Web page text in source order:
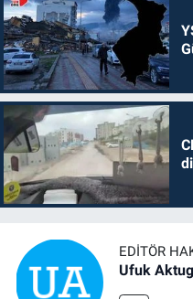
EDITÖR
Ufuk Aktug